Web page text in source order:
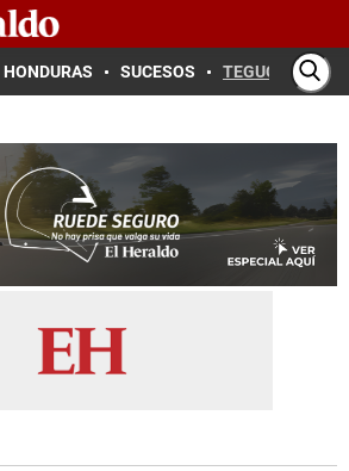
HONDURAS SUCESOS TEGUCIGALPA